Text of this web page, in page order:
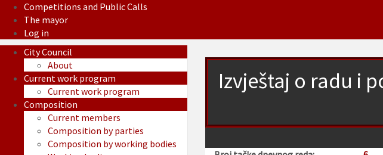
Competitions and Public Calls
The mayor
Log in
Izvještaj o radu i
City Council
About
Current work program
Current work program
Composition
Current members
Composition by parties
Composition by working bodies